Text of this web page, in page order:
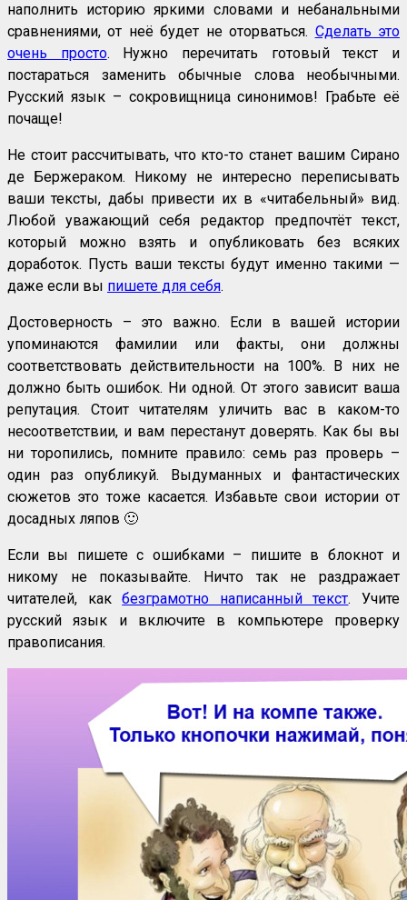
наполнить историю яркими словами и небанальными
сравнениями, от неё будет не оторваться. Сделать это
очень просто. Нужно перечитать готовый текст и
постараться заменить обычные слова необычными.
Русский язык – сокровищница синонимов! Грабьте её
почаще!
Не стоит рассчитывать, что кто-то станет вашим Сирано
де Бержераком. Никому не интересно переписывать
ваши тексты, дабы привести их в «читабельный» вид.
Любой уважающий себя редактор предпочтёт текст,
который можно взять и опубликовать без всяких
доработок. Пусть ваши тексты будут именно такими —
даже если вы пишете для себя.
Достоверность – это важно. Если в вашей истории
упоминаются фамилии или факты, они должны
соответствовать действительности на 100%. В них не
должно быть ошибок. Ни одной. От этого зависит ваша
репутация. Стоит читателям уличить вас в каком-то
несоответствии, и вам перестанут доверять. Как бы вы
ни торопились, помните правило: семь раз проверь –
один раз опубликуй. Выдуманных и фантастических
сюжетов это тоже касается. Избавьте свои истории от
досадных ляпов 🙂
Если вы пишете с ошибками – пишите в блокнот и
никому не показывайте. Ничто так не раздражает
читателей, какбезграмотно написанный текст. Учите
русский язык и включите в компьютере проверку
правописания.